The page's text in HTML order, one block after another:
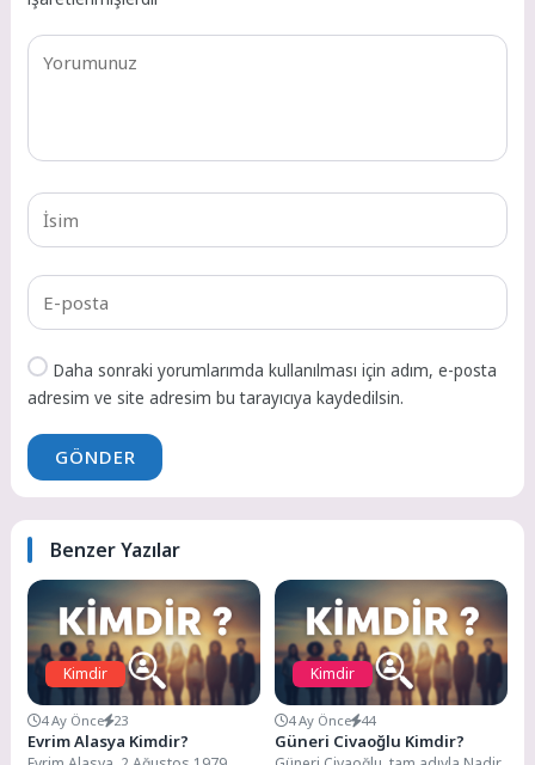
Daha sonraki yorumlarımda kullanılması için adım, e-posta
adresim ve site adresim bu tarayıcıya kaydedilsin.
GÖNDER
Benzer Yazılar
Kimdir
4 Ay Önce 23
Evrim Alasya Kimdir?
Kimdir
4 Ay Önce 44
Güneri Civaoğlu Kimdir?